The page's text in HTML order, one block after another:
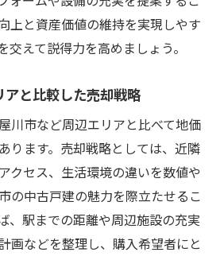
上と資産価値の維持を実現しやす
交えて説得力を高めましょう。
と比較した売却戦略
川市など周辺エリアと比べて地価
ります。売却戦略としては、近隣
クセス、生活環境の違いを数値や
の中古戸建の魅力を際立たせるこ
、駅までの距離や周辺施設の充実
画などを整理し、購入希望者にと